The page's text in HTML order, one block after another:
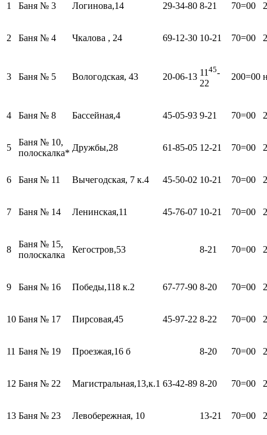
1 Баня № 3 Логинова,14 29-34-80 8-21 70=00
2 Баня № 4 Чкалова , 24 69-12-30 10-21 70=00
3 Баня № 5 Вологодская, 43 20-06-13 11 45-
22
200=00
4 Баня № 8 Бассейная,4 45-05-93 9-21 70=00
5
Баня № 10,
полоскалка*
Дружбы,28 61-85-05 12-21 70=00
6 Баня № 11 Вычегодская, 7 к.4 45-50-02 10-21 70=00
7 Баня № 14 Ленинская,11 45-76-07 10-21 70=00
8
Баня № 15,
полоскалка
Кегостров,53 8-21 70=00
9 Баня № 16 Победы,118 к.2 67-77-90 8-20 70=00
10 Баня № 17 Пирсовая,45 45-97-22 8-22 70=00
11 Баня № 19 Проезжая,16 б 8-20 70=00
12 Баня № 22 Магистральная,13,к.1 63-42-89 8-20 70=00
13 Баня № 23 Левобережная, 10 13-21 70=00